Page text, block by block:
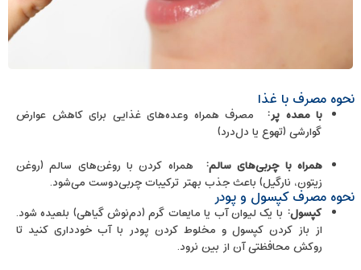
نحوه مصرف با غذا
با معده پر: مصرف همراه وعده‌های غذایی برای کاهش عوارض
گوارشی (تهوع یا دل‌درد)
همراه با چربی‌های سالم: همراه کردن با روغن‌های سالم (روغن
زیتون، نارگیل) باعث جذب بهتر ترکیبات چربی‌دوست می‌شود.
نحوه مصرف کپسول و پودر
کپسول: با یک لیوان آب یا مایعات گرم (دم‌نوش گیاهی) بلعیده شود.
از باز کردن کپسول و مخلوط کردن پودر با آب خودداری کنید تا
روکش محافظتی آن از بین نرود.